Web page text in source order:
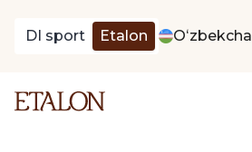
DI sport Etalon Oʻzbekcha